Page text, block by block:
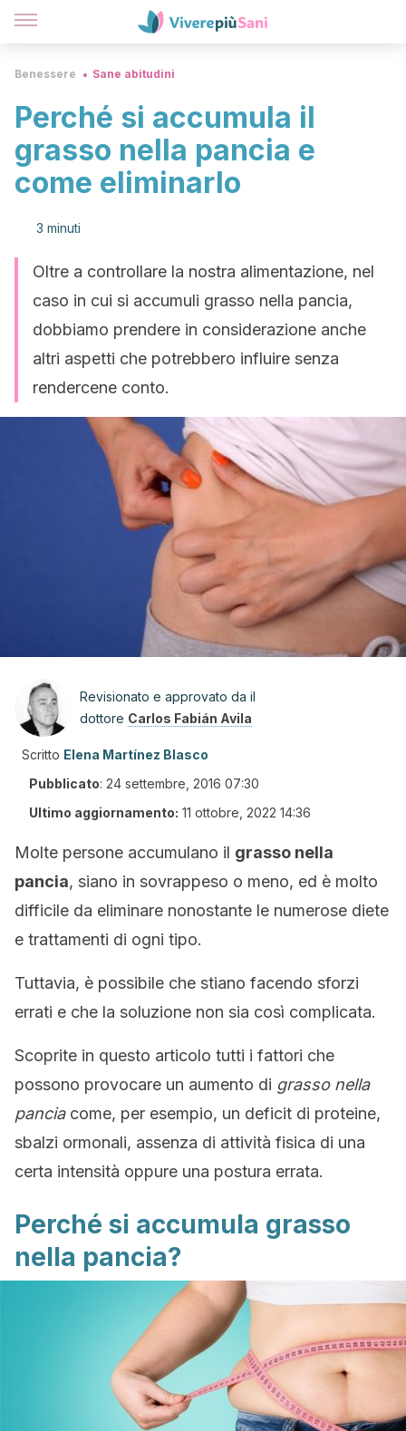
Benessere Sane abitudini
Perché si accumula il
grasso nella pancia e
come eliminarlo
3 minuti
Oltre a controllare la nostra alimentazione, nel
caso in cui si accumuli grasso nella pancia,
dobbiamo prendere in considerazione anche
altri aspetti che potrebbero influire senza
rendercene conto.
Revisionato e approvato da il
dottore Carlos Fabián Avila
Scritto Elena Martínez Blasco
Pubblicato: 24 settembre, 2016 07:30
Ultimo aggiornamento: 11 ottobre, 2022 14:36
Molte persone accumulano il grasso nella
pancia, siano in sovrappeso o meno, ed è molto
difficile da eliminare nonostante le numerose diete
e trattamenti di ogni tipo.
Tuttavia, è possibile che stiano facendo sforzi
errati e che la soluzione non sia così complicata.
Scoprite in questo articolo tutti i fattori che
possono provocare un aumento di grasso nella
panciacome, per esempio, un deficit di proteine,
sbalzi ormonali, assenza di attività fisica di una
certa intensità oppure una postura errata.
Perché si accumula grasso
nella pancia?